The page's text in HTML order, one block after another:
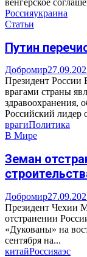
венгерское
Россияукраина
Статьи
Путин
Добромир
Президент России
врагами страны
здравоохранения,
Российский лидер
врагиПолитика
В Мире
Земан
Добромир
Президент Чехии
отстранении
«Дукованы» на
сентября на...
китайРоссияаэс